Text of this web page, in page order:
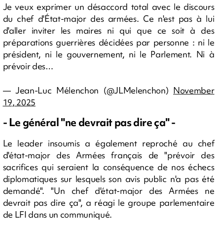
Je veux exprimer un désaccord total avec le discours
du chef d'État-major des armées. Ce n'est pas à lui
d'aller inviter les maires ni qui que ce soit à des
préparations guerrières décidées par personne : ni le
président, ni le gouvernement, ni le Parlement. Ni à
prévoir des…
— Jean-Luc Mélenchon (@JLMelenchon) November
19, 2025
- Le général "ne devrait pas dire ça" -
Le leader insoumis a également reproché au chef
d'état-major des Armées français de "prévoir des
sacrifices qui seraient la conséquence de nos échecs
diplomatiques sur lesquels son avis public n'a pas été
demandé". "Un chef d'état-major des Armées ne
devrait pas dire ça", a réagi le groupe parlementaire
de LFI dans un communiqué.